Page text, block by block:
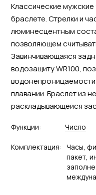
Классические
браслете. Стрелки и
люминесцентным
позволяющем
Завинчивающаяся
водозащиту WR100,
водонепроницаемости
плавании. Браслет из
раскладывающейся
Функции: Число
Комплектация: Часы,
пакет,